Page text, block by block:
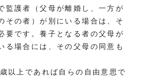
監護者（父母が離婚し、一方が
その者）が別にいる場合は、そ
要です。養子となる者の父母が
る場合には、その父母の同意も
以上であれば自らの自由意思で